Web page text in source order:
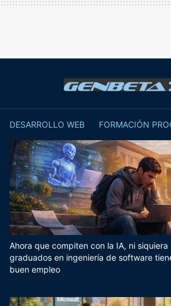
DESARROLLO WEB FORMACIÓN
Ahora que compiten con la IA, ni siquiera
graduados en ingeniería de software
buen empleo